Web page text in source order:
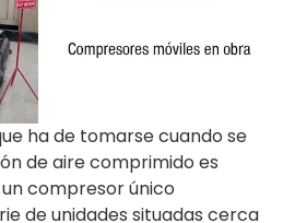
ha de tomarse cuando se
de aire comprimido es
compresor único
de unidades situadas cerca